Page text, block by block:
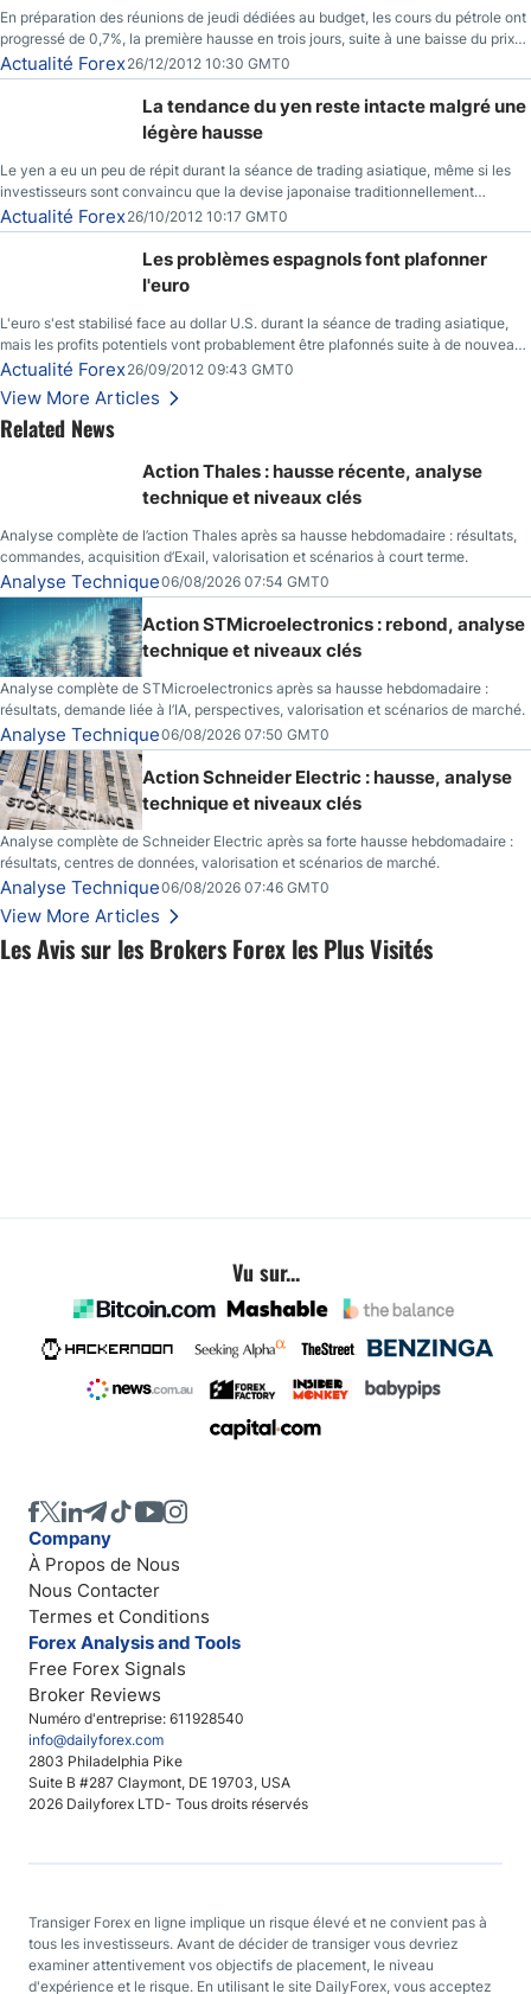
Les Avis sur les Brokers Forex les Plus Visités
En préparation des réunions de jeudi dédiées au budget, les cours du pétrole ont
progressé de 0,7%, la première hausse en trois jours, suite à une baisse du prix
des réserves de pétrole américaines à un bas de 10 semaines.
Actualité Forex 26/12/2012 10:30 GMT0
La tendance du yen reste intacte malgré une
légère hausse
Le yen a eu un peu de répit durant la séance de trading asiatique, même si les
investisseurs sont convaincu que la devise japonaise traditionnellement
sécuritaire devrait chuter de façon importante après la réunion de la Banque du
Japon la semaine prochaine.
Actualité Forex 26/10/2012 10:17 GMT0
Les problèmes espagnols font plafonner
l'euro
L'euro s'est stabilisé face au dollar U.S. durant la séance de trading asiatique,
mais les profits potentiels vont probablement être plafonnés suite à de nouveaux
événements liés au renflouement en Espagne, renforçant les inquiétudes des
investisseurs.
Actualité Forex 26/09/2012 09:43 GMT0
View More Articles
Related News
Action Thales : hausse récente, analyse
technique et niveaux clés
Analyse complète de l’action Thales après sa hausse hebdomadaire : résultats,
commandes, acquisition d’Exail, valorisation et scénarios à court terme.
Analyse Technique06/08/2026 07:54 GMT0
Action STMicroelectronics : rebond, analyse
technique et niveaux clés
Analyse complète de STMicroelectronics après sa hausse hebdomadaire :
résultats, demande liée à l’IA, perspectives, valorisation et scénarios de marché.
Analyse Technique06/08/2026 07:50 GMT0
Action Schneider Electric : hausse, analyse
technique et niveaux clés
Analyse complète de Schneider Electric après sa forte hausse hebdomadaire :
résultats, centres de données, valorisation et scénarios de marché.
Analyse Technique06/08/2026 07:46 GMT0
View More Articles
Vu sur...
Numéro d'entreprise: 611928540
info@dailyforex.com
2803 Philadelphia Pike
Suite B #287 Claymont, DE 19703, USA
2026 Dailyforex LTD- Tous droits réservés
Company
À Propos de Nous
Nous Contacter
Termes et Conditions
Forex Analysis and Tools
Free Forex Signals
Broker Reviews
Transiger Forex en ligne implique un risque élevé et ne convient pas à
tous les investisseurs. Avant de décider de transiger vous devriez
examiner attentivement vos objectifs de placement, le niveau
d'expérience et le risque. En utilisant le site DailyForex, vous acceptez